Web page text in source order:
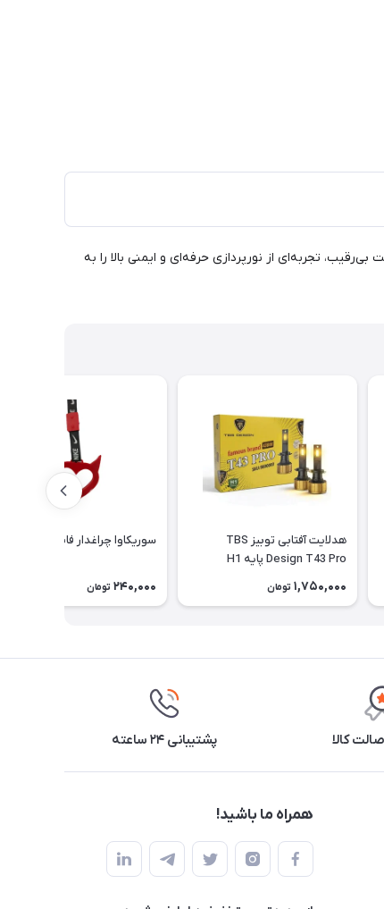
نصب آسان و کیفیت بی‌رقیب، تجربه‌ای از نورپردازی حرفه‌ای و ایمنی بالا را به
هدلایت آفتابی توبیز TBS
Design T43 Pro پایه H1
1,750,000 تومان
سوریکاوا چراغدار فانتری (قرمز)
240,000 تومان
کالا پشتیبانی ۲۴ ساعته
همراه ما باشید!